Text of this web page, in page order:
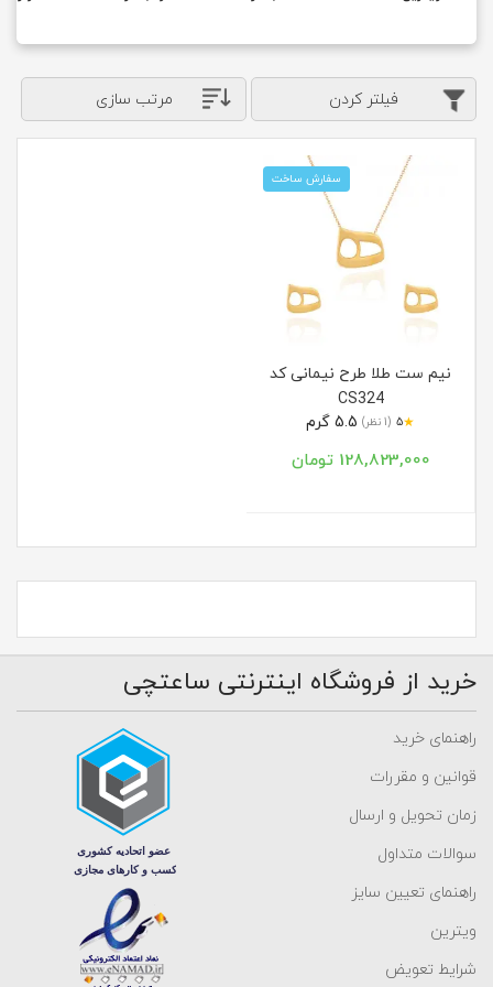
فیلتر کردن مرتب سازی
سفارش ساخت
نیم ست طلا طرح نیمانی کد
CS324
★
5 (1 نظر)
128,823,000 تومان
بیشتر بخوانید
خرید از فروشگاه اینترنتی ساعتچی
راهنمای خرید
قوانین و مقررات
زمان تحویل و ارسال
سوالات متداول
راهنمای تعیین سایز
ویترین
شرایط تعویض